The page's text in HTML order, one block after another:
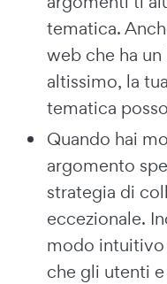
tematica.
web che ha
altissimo, la
tematica
Quando hai
argomento
strategia di
eccezionale.
modo
che gli utenti